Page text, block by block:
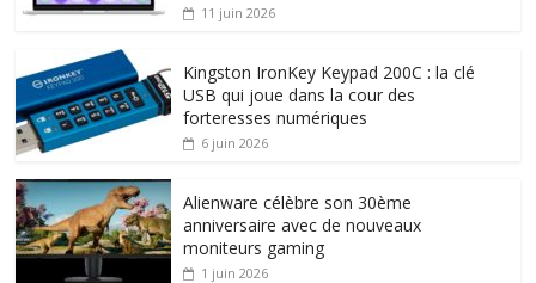
11 juin 2026
Kingston IronKey Keypad 200C : la clé
USB qui joue dans la cour des
forteresses numériques
6 juin 2026
Alienware célèbre son 30ème
anniversaire avec de nouveaux
moniteurs gaming
1 juin 2026